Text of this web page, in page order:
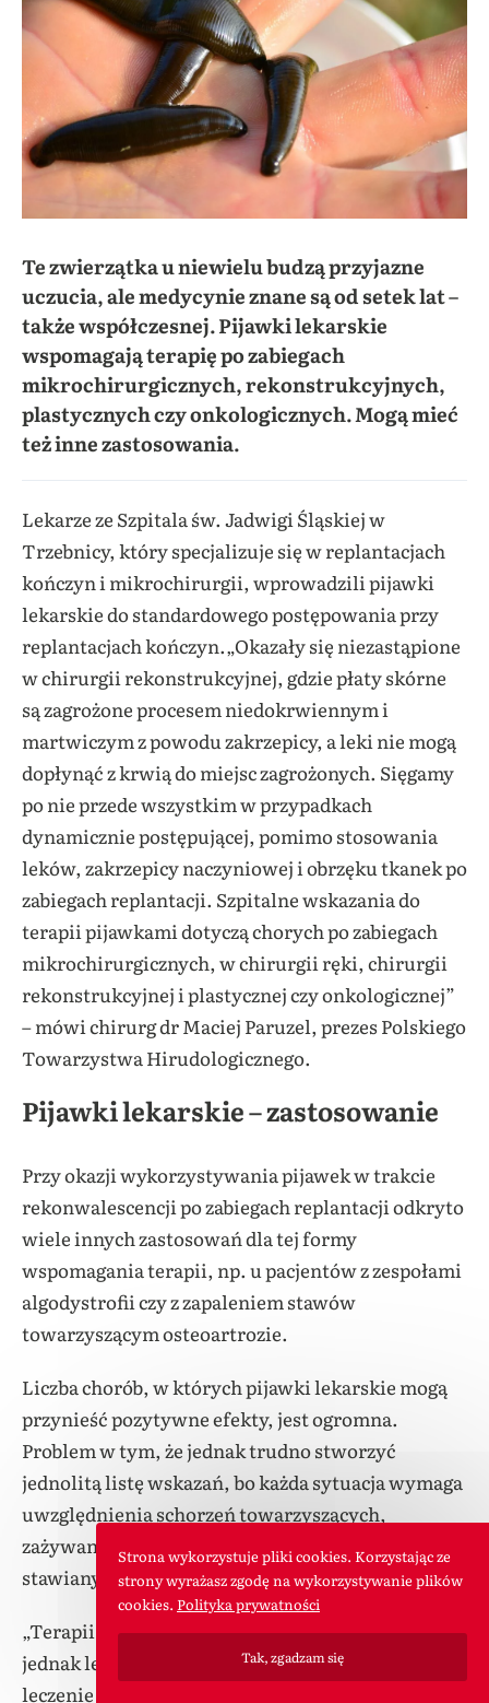
Te zwierzątka u niewielu budzą przyjazne
uczucia, ale medycynie znane są od setek lat –
także współczesnej. Pijawki lekarskie
wspomagają terapię po zabiegach
mikrochirurgicznych, rekonstrukcyjnych,
plastycznych czy onkologicznych. Mogą mieć
też inne zastosowania.
Lekarze ze Szpitala św. Jadwigi Śląskiej w
Trzebnicy, który specjalizuje się w replantacjach
kończyn i mikrochirurgii, wprowadzili pijawki
lekarskie do standardowego postępowania przy
replantacjach kończyn.„Okazały się niezastąpione
w chirurgii rekonstrukcyjnej, gdzie płaty skórne
są zagrożone procesem niedokrwiennym i
martwiczym z powodu zakrzepicy, a leki nie mogą
dopłynąć z krwią do miejsc zagrożonych. Sięgamy
po nie przede wszystkim w przypadkach
dynamicznie postępującej, pomimo stosowania
leków, zakrzepicy naczyniowej i obrzęku tkanek po
zabiegach replantacji. Szpitalne wskazania do
terapii pijawkami dotyczą chorych po zabiegach
mikrochirurgicznych, w chirurgii ręki, chirurgii
rekonstrukcyjnej i plastycznej czy onkologicznej”
– mówi chirurg dr Maciej Paruzel, prezes Polskiego
Towarzystwa Hirudologicznego.
Pijawki lekarskie – zastosowanie
Przy okazji wykorzystywania pijawek w trakcie
rekonwalescencji po zabiegach replantacji odkryto
wiele innych zastosowań dla tej formy
wspomagania terapii, np. u pacjentów z zespołami
algodystrofii czy z zapaleniem stawów
towarzyszącym osteoartrozie.
Liczba chorób, w których pijawki lekarskie mogą
przynieść pozytywne efekty, jest ogromna.
Problem w tym, że jednak trudno stworzyć
jednolitą listę wskazań, bo każda sytuacja wymaga
uwzględnienia schorzeń towarzyszących,
zażywanych leków, stanu chorego, oczekiwań
stawianych terapii.
„Terapii pijawkami lekarskimi nie nazywajmy
jednak leczeniem – to metoda wspomagająca
leczenie właściwe, terapia uzupełniająca. Jest jak
Strona wykorzystuje pliki cookies. Korzystając ze
strony wyrażasz zgodę na wykorzystywanie plików
cookies. Polityka prywatności
Tak, zgadzam się